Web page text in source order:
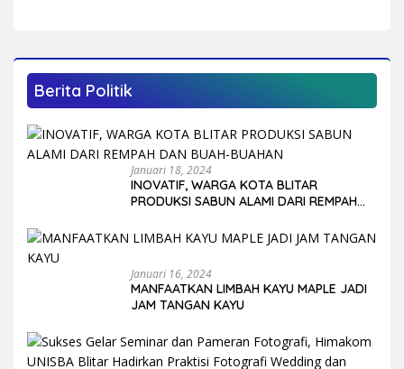
Berita Politik
Januari 18, 2024
INOVATIF, WARGA KOTA BLITAR
PRODUKSI SABUN ALAMI DARI REMPAH
Januari 16, 2024
MANFAATKAN LIMBAH KAYU MAPLE JADI
JAM TANGAN KAYU